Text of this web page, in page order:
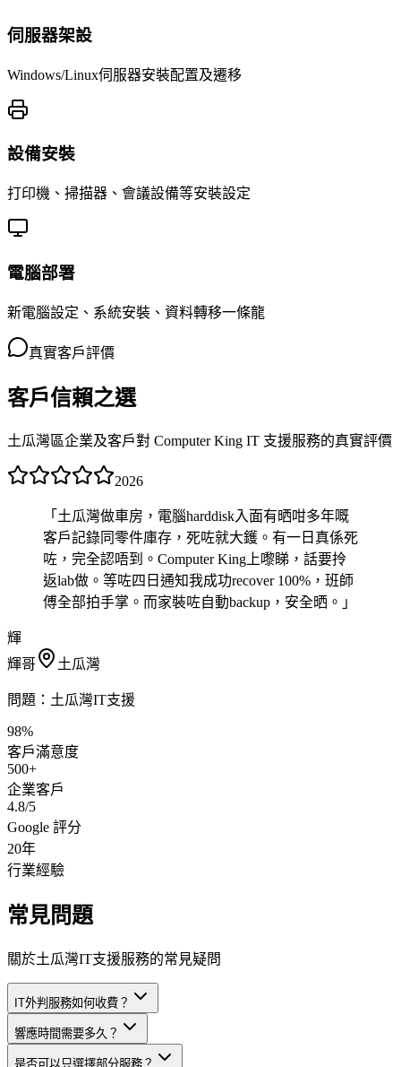
伺服器架設
Windows/Linux伺服器安裝配置及遷移
設備安裝
打印機、掃描器、會議設備等安裝設定
電腦部署
新電腦設定、系統安裝、資料轉移一條龍
真實客戶評價
客戶信賴之選
土瓜灣區企業及客戶對 Computer King IT 支援服務的真實評價
2026
「 土瓜灣做車房，電腦harddisk入面有晒咁多年嘅
客戶記錄同零件庫存，死咗就大鑊。有一日真係死
咗，完全認唔到。Computer King上嚟睇，話要拎
返lab做。等咗四日通知我成功recover 100%，班師
傅全部拍手掌。而家裝咗自動backup，安全晒。 」
輝
輝哥
土瓜灣
問題： 土瓜灣IT支援
98%
客戶滿意度
500+
企業客戶
4.8/5
Google 評分
20年
行業經驗
常見問題
關於土瓜灣IT支援服務的常見疑問
IT外判服務如何收費？
響應時間需要多久？
是否可以只選擇部分服務？